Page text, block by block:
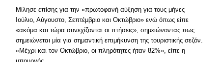
Μίλησε επίσης για την «πρωτοφανή αύξηση για τους μήνες
Ιούλιο, Αύγουστο, Σεπτέμβριο και Οκτώβριο» ενώ όπως είπε
«ακόμα και τώρα συνεχίζονται οι πτήσεις», σημειώνοντας πως
σημειώνεται μία για σημαντική επιμήκυνση της τουριστικής σεζόν.
«Μέχρι και τον Οκτώβριο, οι πληρότητες ήταν 82%», είπε η